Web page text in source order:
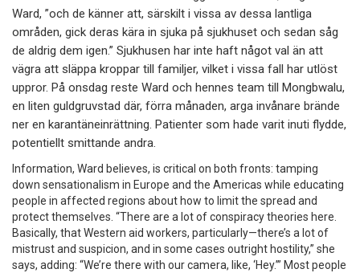
Ward, ”och de känner att, särskilt i vissa av dessa lantliga
områden, gick deras kära in sjuka på sjukhuset och sedan såg
de aldrig dem igen.” Sjukhusen har inte haft något val än att
vägra att släppa kroppar till familjer, vilket i vissa fall har utlöst
uppror. På onsdag reste Ward och hennes team till Mongbwalu,
en liten guldgruvstad där, förra månaden, arga invånare brände
ner en karantäneinrättning. Patienter som hade varit inuti flydde,
potentiellt smittande andra.
Information, Ward believes, is critical on both fronts: tamping
down sensationalism in Europe and the Americas while educating
people in affected regions about how to limit the spread and
protect themselves. “There are a lot of conspiracy theories here.
Basically, that Western aid workers, particularly—there’s a lot of
mistrust and suspicion, and in some cases outright hostility,” she
says, adding: “We’re there with our camera, like, ‘Hey.’” Most people